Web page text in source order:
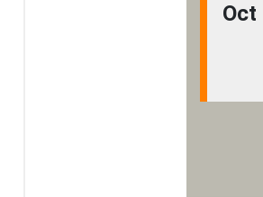
Oct